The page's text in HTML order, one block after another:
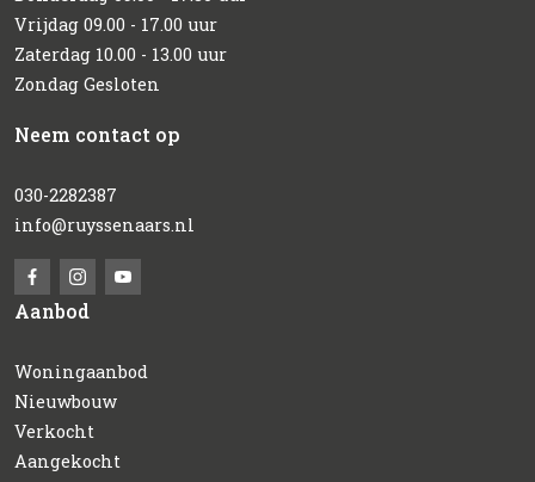
Vrijdag 09.00 - 17.00 uur
Zaterdag 10.00 - 13.00 uur
Zondag Gesloten
Neem contact op
030-2282387
info@ruyssenaars.nl
Aanbod
Woningaanbod
Nieuwbouw
Verkocht
Aangekocht